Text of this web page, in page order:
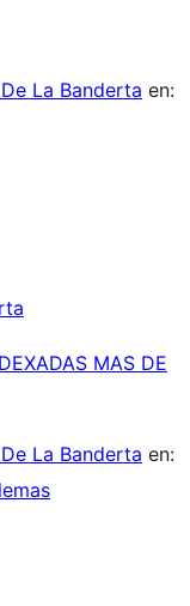
La Banderta en:
MAS DE
La Banderta en: